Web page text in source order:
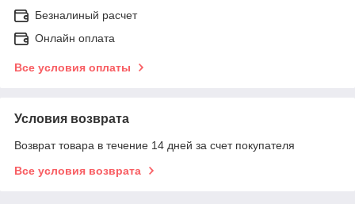
Безналиный расчет
Онлайн оплата
Все условия оплаты
Условия возврата
Возврат товара в течение 14 дней за счет покупателя
Все условия возврата